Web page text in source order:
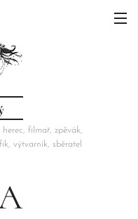
filmař, zpěvák,
výtvarník, sběratel